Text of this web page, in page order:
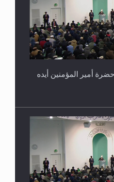
أمير المؤمنين أيده